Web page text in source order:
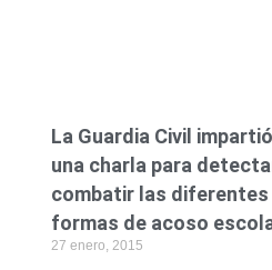
La Guardia Civil
una charla para
combatir las diferentes
formas de acoso
27 enero, 2015